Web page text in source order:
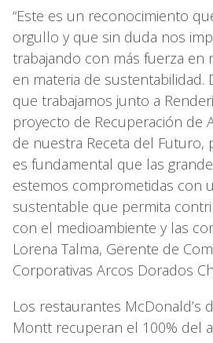
“Este es un reconocimiento
orgullo y que sin duda nos
trabajando con más fuerza en
en materia de sustentabilidad.
que trabajamos junto a
proyecto de Recuperación de
de nuestra Receta del Futuro,
es fundamental que las
estemos comprometidas con
sustentable que permita
con el medioambiente y las
Lorena Talma, Gerente de
Corporativas Arcos Dorados
Los restaurantes McDonald’s
Montt recuperan el 100% del